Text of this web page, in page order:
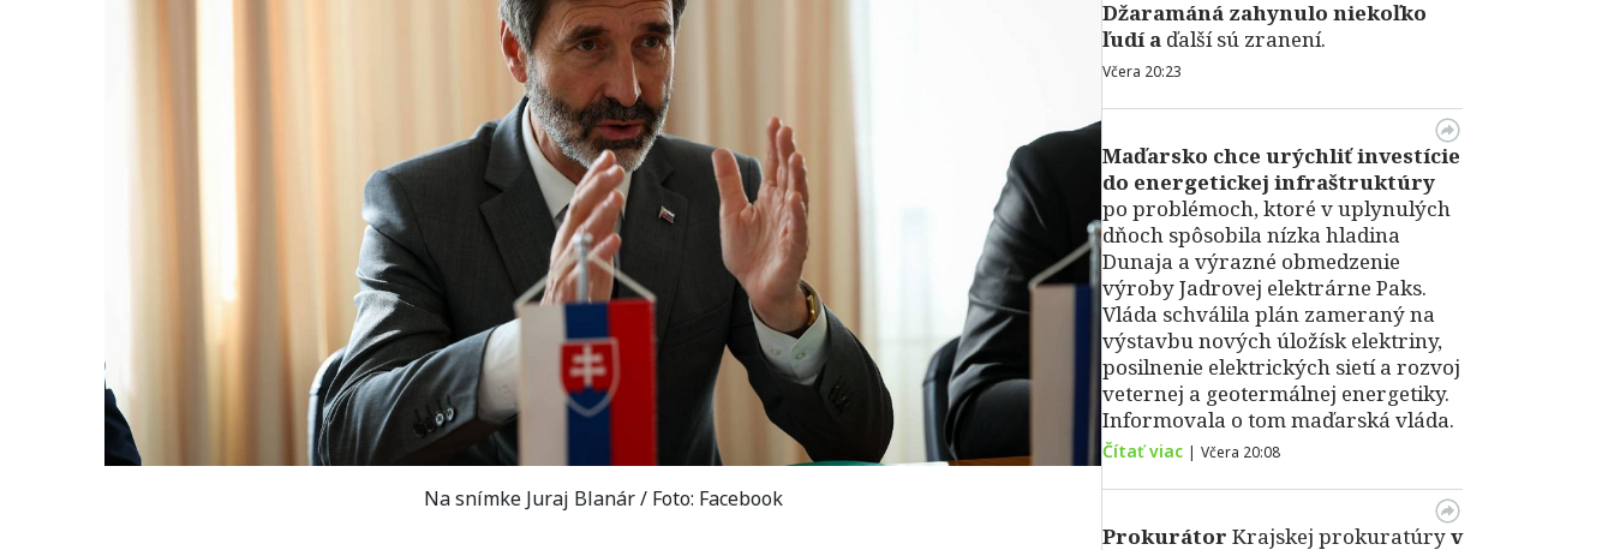
Na snímke Juraj Blanár / Foto: Facebook
Džaramáná zahynulo niekoľko
ľudí a ďalší sú zranení.
Včera 20:23
Maďarsko chce urýchliť investície
do energetickej infraštruktúry
po problémoch, ktoré v uplynulých
dňoch spôsobila nízka hladina
Dunaja a výrazné obmedzenie
výroby Jadrovej elektrárne Paks.
Vláda schválila plán zameraný na
výstavbu nových úložísk elektriny,
posilnenie elektrických sietí a rozvoj
veternej a geotermálnej energetiky.
Informovala o tom maďarská vláda.
Čítať viac | Včera 20:08
Prokurátor Krajskej prokuratúryv